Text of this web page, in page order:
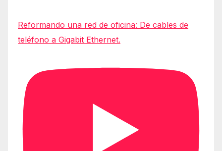
Reformando una red de oficina: De cables de
teléfono a Gigabit Ethernet.